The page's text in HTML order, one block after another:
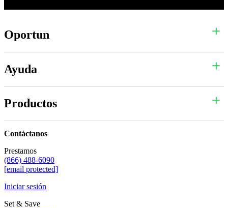
Oportun
Ayuda
Productos
Contáctanos
Prestamos
(866) 488-6090
[email protected]
Iniciar sesión
Set & Save